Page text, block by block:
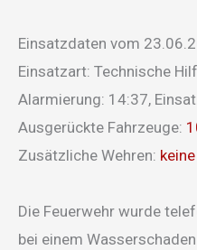
Einsatzdaten vom
Einsatzart: Technische
Alarmierung: 14:37,
Ausgerückte Fahrzeuge:
Zusätzliche Wehren: keine
Die Feuerwehr wurde
bei einem